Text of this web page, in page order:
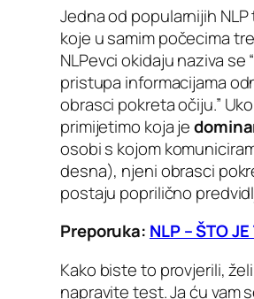
Jedna od popularnijih NLP
koje u samim počecima
NLPevci okidaju naziva se
pristupa informacijama
obrasci pokreta očiju.”
primijetimo koja je
osobi s kojom
desna), njeni obrasci
postaju poprilično
Preporuka: NLP – ŠTO
Kako biste to provjerili,
napravite test. Ja ću vam